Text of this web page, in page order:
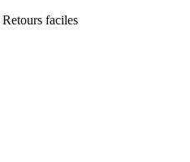
Retours faciles